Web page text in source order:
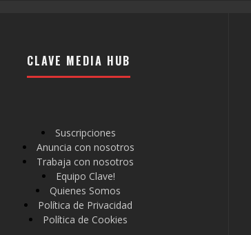
CLAVE MEDIA HUB
Suscripciones
Anuncia con nosotros
Trabaja con nosotros
Equipo Clave!
Quienes Somos
Política de Privacidad
Política de Cookies